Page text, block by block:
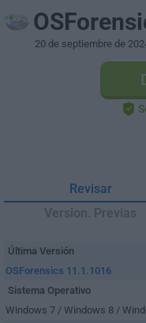
20 de septiembre de
Revisar
Version. Previas
Última Versión
OSForensics 11.1.1016
Sistema Operativo
Windows 7 / Windows 8 /